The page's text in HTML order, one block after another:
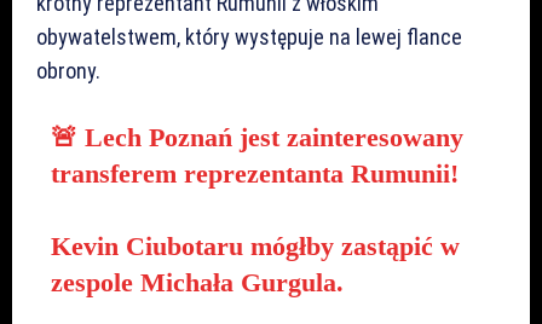
obywatelstwem, który występuje na lewej flance
obrony.
🚨 Lech Poznań jest zainteresowany
transferem reprezentanta Rumunii!
Kevin Ciubotaru mógłby zastąpić w
zespole Michała Gurgula.